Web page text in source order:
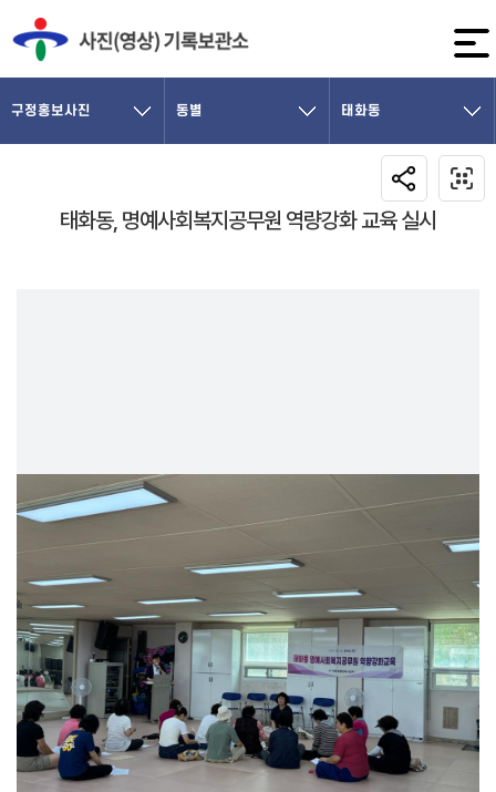
구정홍보사진 동별 태화동
태화동, 명예사회복지공무원 역량강화 교육 실시